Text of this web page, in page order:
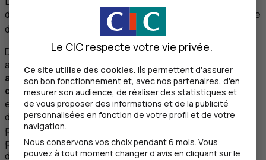
donner un ordre de grandeur, l’alignement taxonomie verte
du
40 est de l’ordre de 2% du chiffre d’affaires
Dans le cas d’une seule entreprise, les chiffres peuvent
augmenter, mais
cela dépendra beaucoup de ses
activités et nécessairement de son secteur
d’appartenance. En effet, si le secteur industriel ou
encore des services aux collectivités peuvent présenter
des alignements importants, un secteur comme la
pharmacie, absent du dictionnaire au moins sur les deux
premiers objectifs sur les six, ne pourra pas afficher
d’alignement à la taxonomie verte.
Le CIC respecte votre vie privée.
Ce site utilise des cookies. Ils permettent d'assurer
son bon fonctionnement et, avec nos partenaires, d'en
mesurer son audience, de réaliser des statistiques et
de vous proposer des informations et de la publicité
personnalisées en fonction de votre profil et de votre
navigation.
Nous conservons vos choix pendant 6 mois. Vous
pouvez à tout moment changer d’avis en cliquant sur le